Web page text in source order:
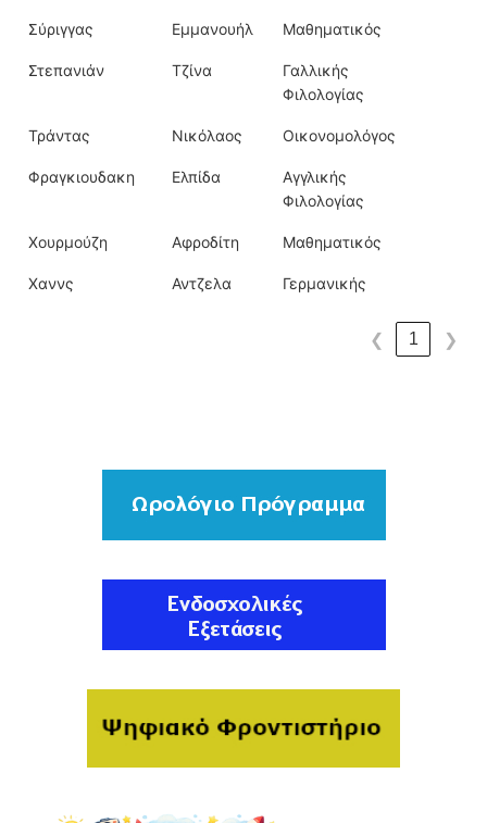
Σύριγγας Εμμανουήλ Μαθηματικός
Στεπανιάν Τζίνα
Γαλλικής
Φιλολογίας
Τράντας Νικόλαος Οικονομολόγος
Φραγκιουδακη Ελπίδα
Αγγλικής
Φιλολογίας
Χουρμούζη Αφροδίτη Μαθηματικός
Χαννς Αντζελα Γερμανικής
❮ 1 ❯